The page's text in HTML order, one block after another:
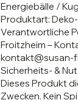
Energiebälle /
Produktart:
Verantwortliche
Froitzheim –
kontakt@susan-
Sicherheits- &
Dieses Produkt
Zwecken. Kein